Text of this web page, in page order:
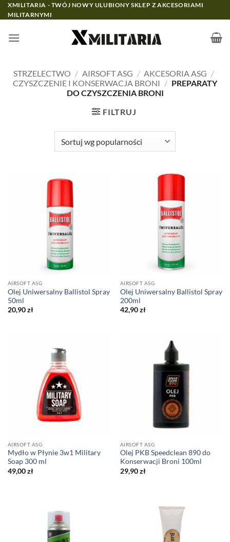
Przewiń
do
XMILITARIA - TWÓJ NOWY ULUBIONY SKLEP Z AKCESORIAMI
MILITARNYMI
STRZELECTWO / AIRSOFT ASG / AKCESORIA ASG /
CZYSZCZENIE I KONSERWACJA BRONI / PREPARATY
DO CZYSZCZENIA BRONI
FILTRUJ
AIRSOFT ASG
Olej Uniwersalny Ballistol Spray
50ml
20,90zł
AIRSOFT ASG
Olej Uniwersalny Ballistol Spray
200ml
42,90zł
AIRSOFT ASG
Mydło w Płynie 3w1 Military
Soap 300 ml
49,00zł
AIRSOFT ASG
Olej PKB Speedclean 890 do
Konserwacji Broni 100ml
29,90zł